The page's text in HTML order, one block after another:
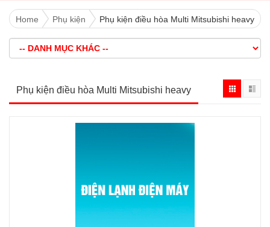
Home Phụ kiện Phụ kiện điều hòa Multi Mitsubishi heavy
Phụ kiện điều hòa Multi Mitsubishi heavy